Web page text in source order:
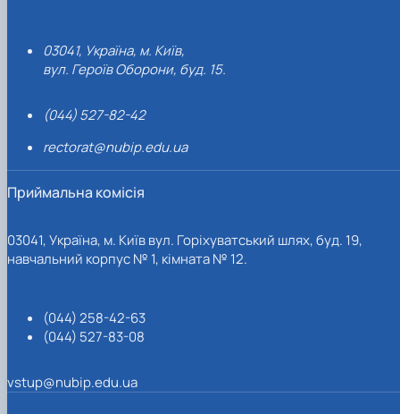
03041, Україна, м. Київ,
вул. Героїв Оборони, буд. 15.
(044) 527-82-42
rectorat@nubip.edu.ua
Приймальна комісія
03041, Україна, м. Київ вул. Горіхуватський шлях, буд. 19,
навчальний корпус № 1, кімната № 12.
(044) 258-42-63
(044) 527-83-08
vstup@nubip.edu.ua